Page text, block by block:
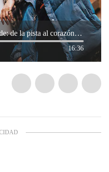
Dishype rompe el molde: de la pista al corazón con ‘Senda’ y ‘Solos’
16:36